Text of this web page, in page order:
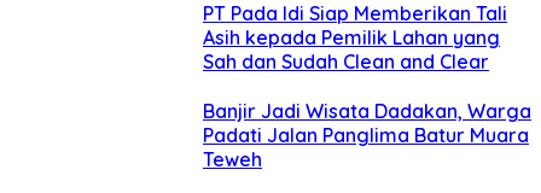
PT Pada Idi Siap Memberikan Tali
Asih kepada Pemilik Lahan yang
Sah dan Sudah Clean and Clear
Banjir Jadi Wisata Dadakan, Warga
Padati Jalan Panglima Batur Muara
Teweh